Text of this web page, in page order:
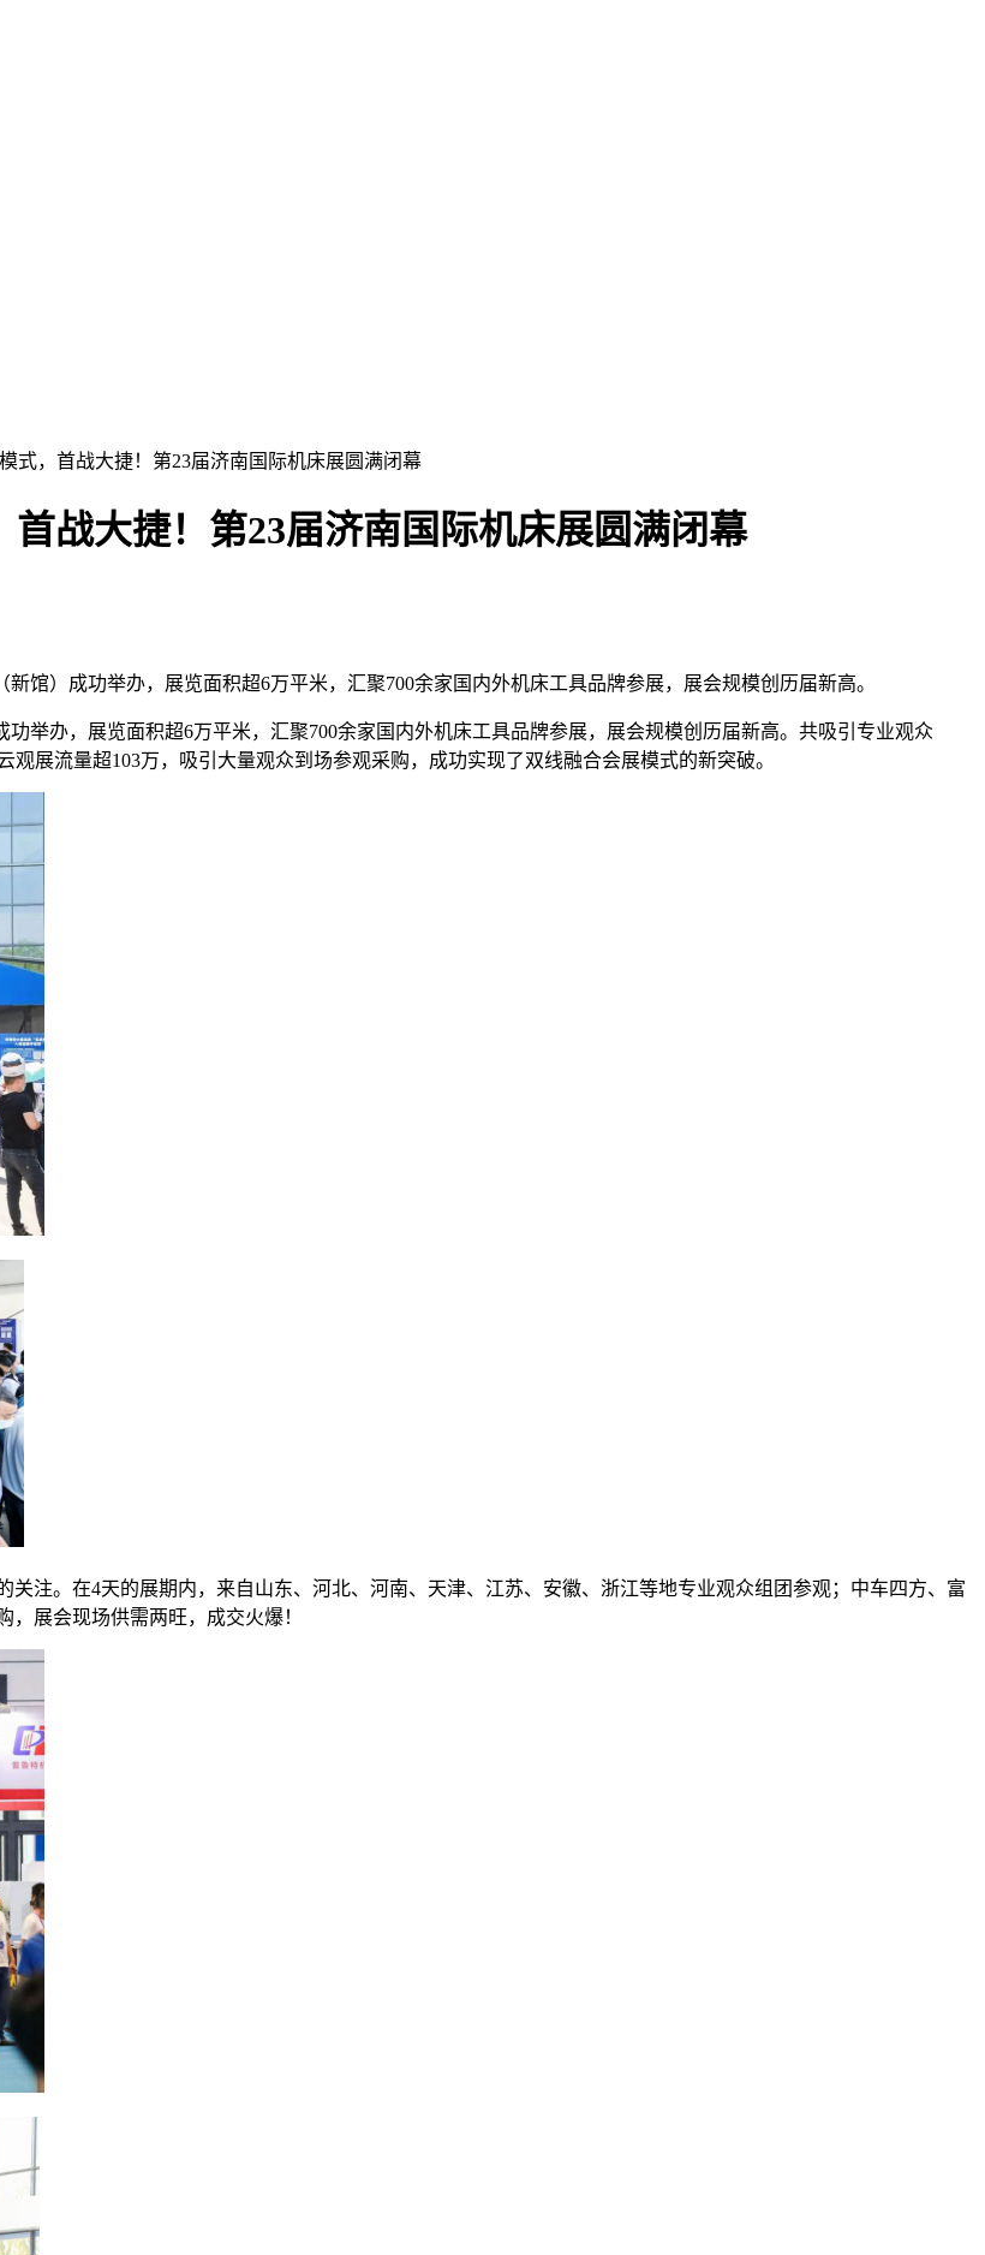
式，首战大捷！第23届济南国际机床展圆满闭幕
首战大捷！第23届济南国际机床展圆满闭幕
馆）成功举办，展览面积超6万平米，汇聚700余家国内外机床工具品牌参展，展会规模创历届新高。
举办，展览面积超6万平米，汇聚700余家国内外机床工具品牌参展，展会规模创历届新高。共吸引专业观众
展流量超103万，吸引大量观众到场参观采购，成功实现了双线融合会展模式的新突破。
注。在4天的展期内，来自山东、河北、河南、天津、江苏、安徽、浙江等地专业观众组团参观；中车四方、富
展会现场供需两旺，成交火爆！